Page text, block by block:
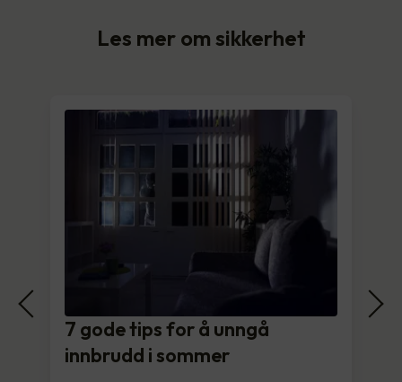
Les mer om sikkerhet
7 gode tips for å unngå
innbrudd i sommer